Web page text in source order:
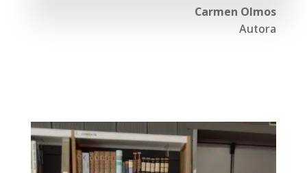
Carmen Olmos
Autora